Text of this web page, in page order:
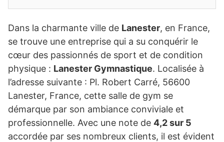
Dans la charmante ville de Lanester, en France,
se trouve une entreprise qui a su conquérir le
cœur des passionnés de sport et de condition
physique : Lanester Gymnastique. Localisée à
l’adresse suivante : Pl. Robert Carré, 56600
Lanester, France, cette salle de gym se
démarque par son ambiance conviviale et
professionnelle. Avec une note de 4,2 sur 5
accordée par ses nombreux clients, il est évident